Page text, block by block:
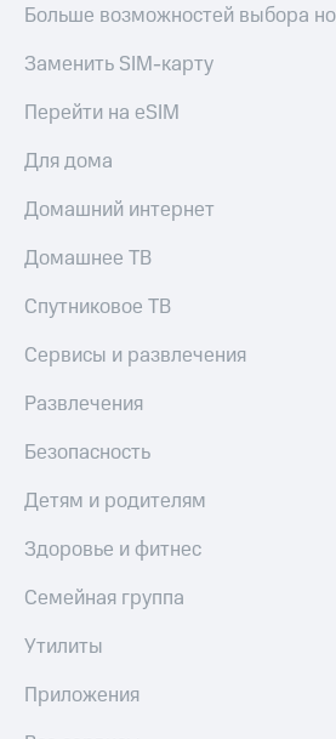
Больше возможностей выбора
Заменить SIM-карту
Перейти на eSIM
Для дома
Домашний интернет
Домашнее ТВ
Спутниковое ТВ
Сервисы и развлечения
Развлечения
Безопасность
Детям и родителям
Здоровье и фитнес
Семейная группа
Утилиты
Приложения